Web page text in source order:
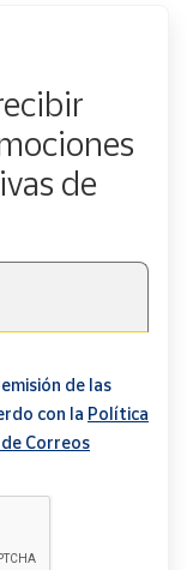
de
de las
con la Política
Correos